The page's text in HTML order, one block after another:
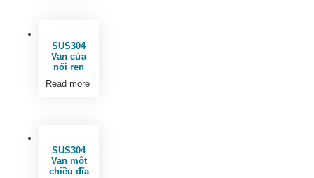
SUS304
Van cửa
nối ren
Read more
SUS304
Van một
chiều đĩa